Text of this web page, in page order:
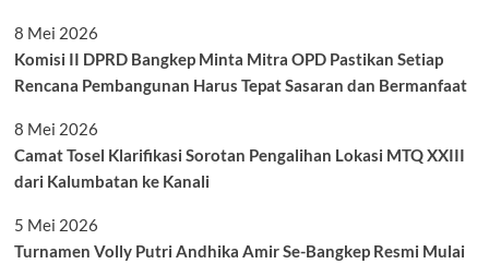
8 Mei 2026
Komisi II DPRD Bangkep Minta Mitra OPD Pastikan Setiap
Rencana Pembangunan Harus Tepat Sasaran dan Bermanfaat
8 Mei 2026
Camat Tosel Klarifikasi Sorotan Pengalihan Lokasi MTQ XXIII
dari Kalumbatan ke Kanali
5 Mei 2026
Turnamen Volly Putri Andhika Amir Se-Bangkep Resmi Mulai